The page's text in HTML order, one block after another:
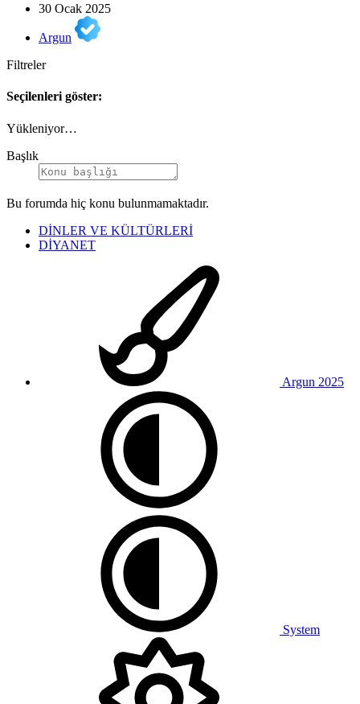
30 Ocak 2025
Argun
Filtreler
Seçilenleri göster:
Yükleniyor…
Başlık
Bu forumda hiç konu bulunmamaktadır.
DİNLER VE KÜLTÜRLERİ
DİYANET
Argun 2025
System